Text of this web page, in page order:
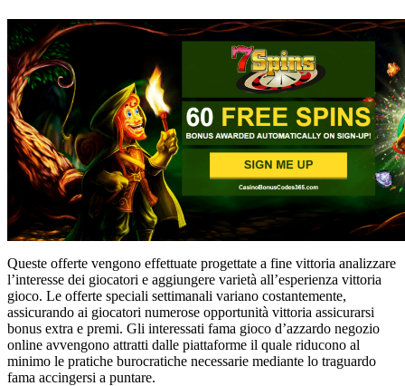
Queste offerte vengono effettuate progettate a fine vittoria analizzare
l’interesse dei giocatori e aggiungere varietà all’esperienza vittoria
gioco. Le offerte speciali settimanali variano costantemente,
assicurando ai giocatori numerose opportunità vittoria assicurarsi
bonus extra e premi. Gli interessati fama gioco d’azzardo negozio
online avvengono attratti dalle piattaforme il quale riducono al
minimo le pratiche burocratiche necessarie mediante lo traguardo
fama accingersi a puntare.